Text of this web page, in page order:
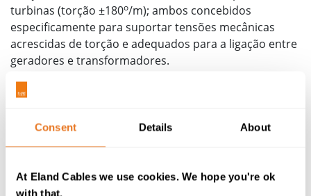
Consent Details About
At Eland Cables we use cookies. We hope you're ok
with that.
turbinas (torção ±180o/m); ambos concebidos
especificamente para suportar tensões mecânicas
acrescidas de torção e adequados para a ligação entre
geradores e transformadores.
Fichas técnicas dos cabos de
resistência à torção
As informações incluídas nas fichas técnicas cobrem os
tamanhos mais comuns destes cabos, bem como os
pesos nominais e características elétricas. Caso sejam